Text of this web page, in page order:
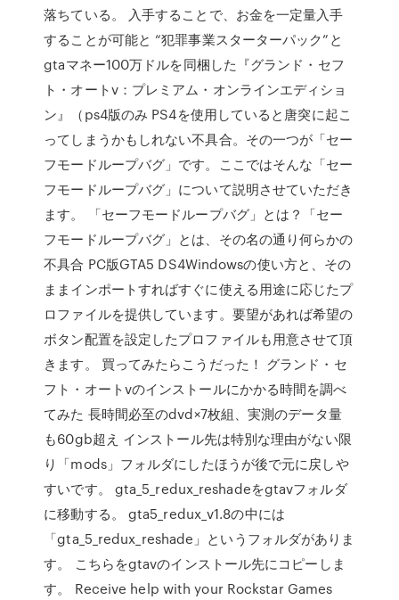
落ちている。 入手することで、お金を一定量入手
することが可能と “犯罪事業スターターパック”と
gtaマネー100万ドルを同梱した『グランド・セフ
ト・オートv：プレミアム・オンラインエディショ
ン』（ps4版のみ PS4を使用していると唐突に起こ
ってしまうかもしれない不具合。その一つが「セー
フモードループバグ」です。ここではそんな「セー
フモードループバグ」について説明させていただき
ます。 「セーフモードループバグ」とは？「セー
フモードループバグ」とは、その名の通り何らかの
不具合 PC版GTA5 DS4Windowsの使い方と、その
ままインポートすればすぐに使える用途に応じたプ
ロファイルを提供しています。要望があれば希望の
ボタン配置を設定したプロファイルも用意させて頂
きます。 買ってみたらこうだった！ グランド・セ
フト・オートvのインストールにかかる時間を調べ
てみた 長時間必至のdvd×7枚組、実測のデータ量
も60gb超え インストール先は特別な理由がない限
り「mods」フォルダにしたほうが後で元に戻しや
すいです。 gta_5_redux_reshadeをgtavフォルダ
に移動する。 gta5_redux_v1.8の中には
「gta_5_redux_reshade」というフォルダがありま
す。 こちらをgtavのインストール先にコピーしま
す。 Receive help with your Rockstar Games